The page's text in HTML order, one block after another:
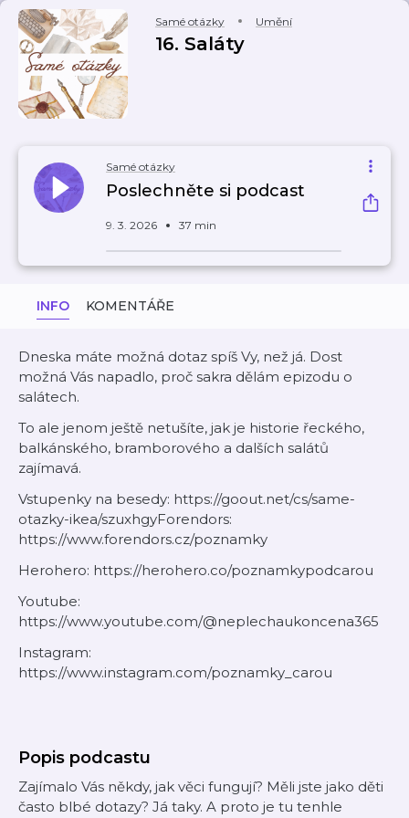
Samé otázky Umění
16. Saláty
Samé otázky
Poslechněte si podcast
9. 3. 2026 37 min
INFO KOMENTÁŘE
Dneska máte možná dotaz spíš Vy, než já. Dost
možná Vás napadlo, proč sakra dělám epizodu o
salátech.
To ale jenom ještě netušíte, jak je historie řeckého,
balkánského, bramborového a dalších salátů
zajímavá.
Vstupenky na besedy: https://goout.net/cs/same-
otazky-ikea/szuxhgyForendors:
https://www.forendors.cz/poznamky
Herohero: https://herohero.co/poznamkypodcarou
Youtube:
https://www.youtube.com/@neplechaukoncena365
Instagram:
https://www.instagram.com/poznamky_carou
Popis podcastu
Zajímalo Vás někdy, jak věci fungují? Měli jste jako děti
často blbé dotazy? Já taky. A proto je tu tenhle